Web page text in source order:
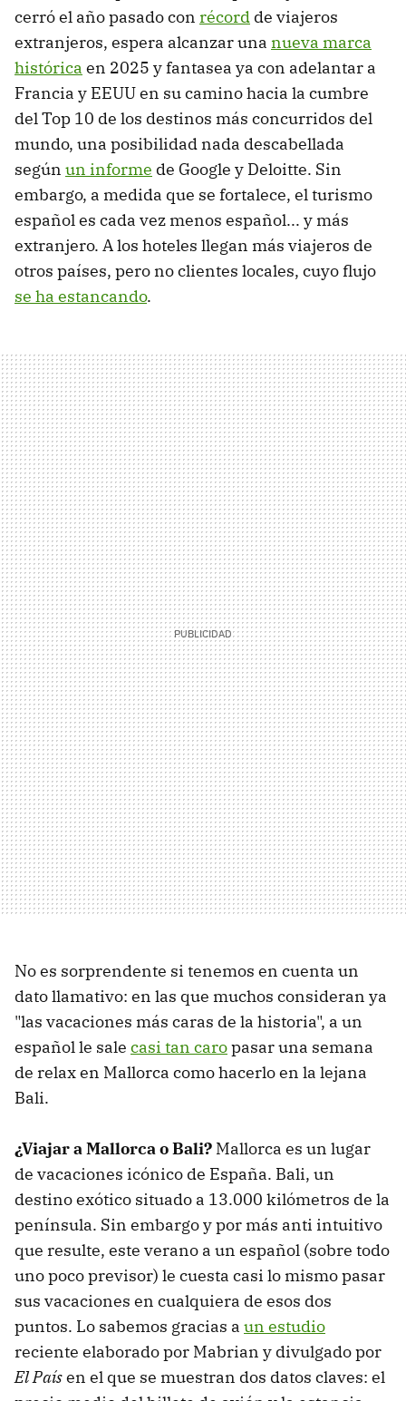
cerró el año pasado con récord de viajeros
extranjeros, espera alcanzar una nueva marca
histórica en 2025 y fantasea ya con adelantar a
Francia y EEUU en su camino hacia la cumbre
del Top 10 de los destinos más concurridos del
mundo, una posibilidad nada descabellada
según un informe de Google y Deloitte. Sin
embargo, a medida que se fortalece, el turismo
español es cada vez menos español... y más
extranjero. A los hoteles llegan más viajeros de
otros países, pero no clientes locales, cuyo flujo
se ha estancando.
No es sorprendente si tenemos en cuenta un
dato llamativo: en las que muchos consideran ya
"las vacaciones más caras de la historia", a un
español le sale casi tan caropasar una semana
de relax en Mallorca como hacerlo en la lejana
Bali.
¿Viajar a Mallorca o Bali? Mallorca es un lugar
de vacaciones icónico de España. Bali, un
destino exótico situado a 13.000 kilómetros de la
península. Sin embargo y por más anti intuitivo
que resulte, este verano a un español (sobre todo
uno poco previsor) le cuesta casi lo mismo pasar
sus vacaciones en cualquiera de esos dos
puntos. Lo sabemos gracias a un estudio
reciente elaborado por Mabrian y divulgado por
El Paísen el que se muestran dos datos claves: el